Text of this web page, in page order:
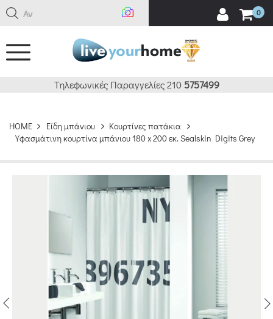
Αναζή 0
Τηλεφωνικές Παραγγελίες 210 5757499
HOME Είδη μπάνιου
Κουρτίνες πατάκια
Υφασμάτινη κουρτίνα μπάνιου 180 x 200 εκ. Sealskin Digits Grey